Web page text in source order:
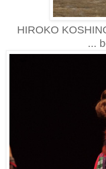
HIROKO
...